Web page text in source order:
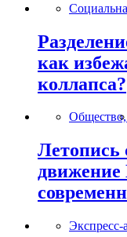
как
коллапса?
Общество,
Летопись
Экспресс-